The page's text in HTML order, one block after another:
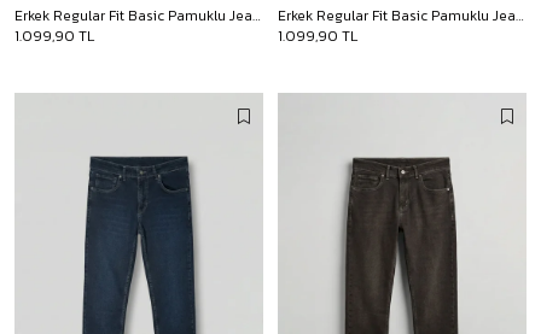
Erkek Regular Fit Basic Pamuklu Jean Pantolon Siyah
1.099,90 TL
Erkek Regular Fit Basic Pamuklu Jean Pantolon Antrasit
1.099,90 TL